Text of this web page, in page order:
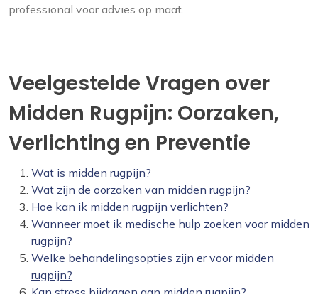
professional voor advies op maat.
Veelgestelde Vragen over
Midden Rugpijn: Oorzaken,
Verlichting en Preventie
Wat is midden rugpijn?
Wat zijn de oorzaken van midden rugpijn?
Hoe kan ik midden rugpijn verlichten?
Wanneer moet ik medische hulp zoeken voor midden
rugpijn?
Welke behandelingsopties zijn er voor midden
rugpijn?